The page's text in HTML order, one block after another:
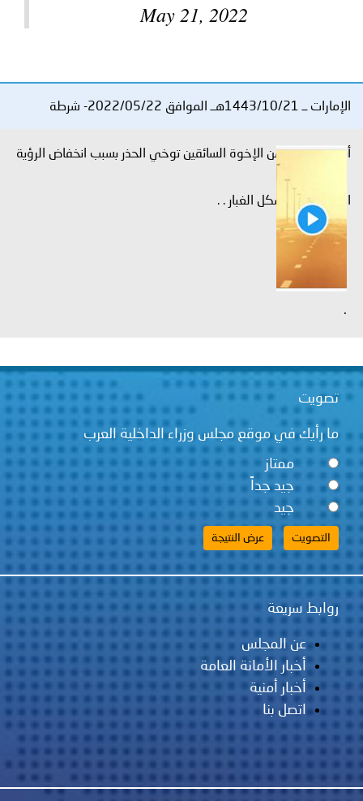
May 21, 2022
الإمارات ــ 1443/10/21هــ الموافق 2022/05/22- شرطة
أبوظبي⁩ ترجو من الإخوة السائقين توخي الحذر بسبب انخفاض الرؤية
الأفقية أثناء تشكل الغبار . .
.
تصويت
ما رأيك في موقع مجلس وزراء الداخلية العرب
ممتاز
جيد جداً
جيد
روابط سريعة
عن المجلس
أخبار الأمانة العامة
أخبار أمنية
اتصل بنا